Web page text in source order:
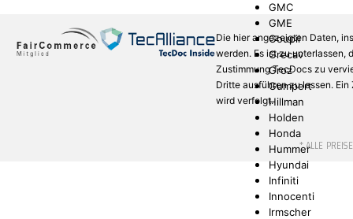
GMC
GME
Goupil
Grecav
Groz
Gumpert
Hillman
Holden
Honda
Hummer
Hyundai
Infiniti
Innocenti
Irmscher
Die hier angezeigten Daten,
werden. Es ist zu unterlassen,
Zustimmung TecDocs zu
Dritte ausführen zu lassen.
wird verfolgt.
* ALLE